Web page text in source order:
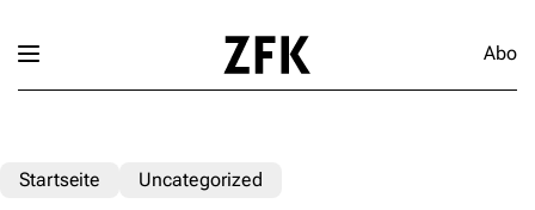
Abo
Startseite Uncategorized